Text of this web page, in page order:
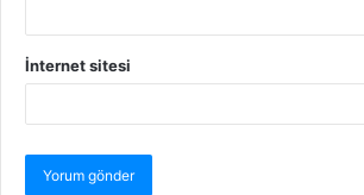
İnternet sitesi